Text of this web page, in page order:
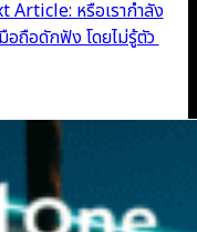
Article: หรือเรากำลัง
อถือดักฟัง โดยไม่รู้ตัว